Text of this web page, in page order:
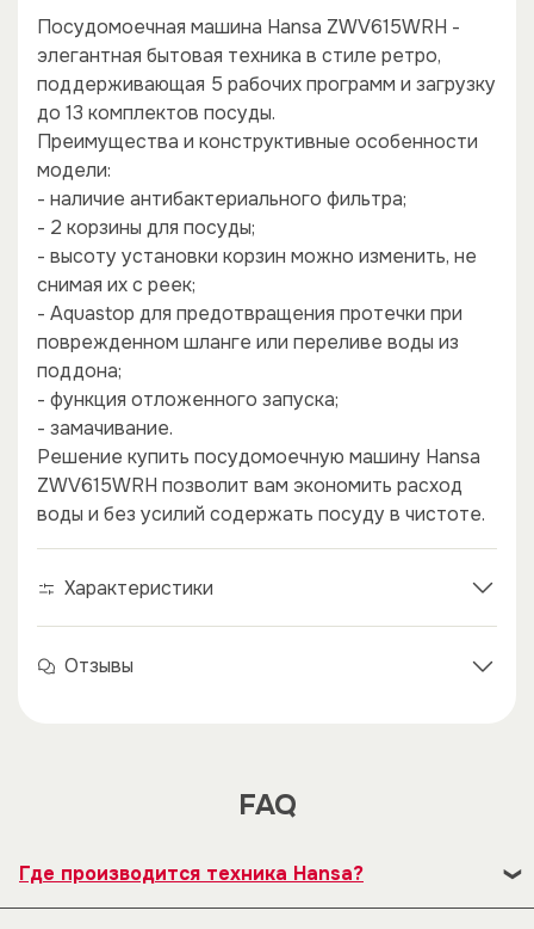
××
Посудомоечная машина Hansa ZWV615WRH -
элегантная бытовая техника в стиле ретро,
поддерживающая 5 рабочих программ и загрузку
до 13 комплектов посуды.
Преимущества и конструктивные особенности
модели:
- наличие антибактериального фильтра;
- 2 корзины для посуды;
- высоту установки корзин можно изменить, не
снимая их с реек;
- Aquastop для предотвращения протечки при
поврежденном шланге или переливе воды из
поддона;
- функция отложенного запуска;
- замачивание.
Решение купить посудомоечную машину Hansa
ZWV615WRH позволит вам экономить расход
воды и без усилий содержать посуду в чистоте.
Характеристики
Отзывы
FAQ
Где производится техника Hansa?